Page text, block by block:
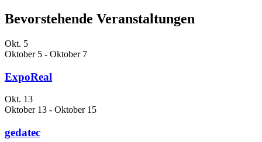
Bevorstehende Veranstaltungen
Okt. 5
Oktober 5 - Oktober 7
ExpoReal
Okt. 13
Oktober 13 - Oktober 15
gedatec